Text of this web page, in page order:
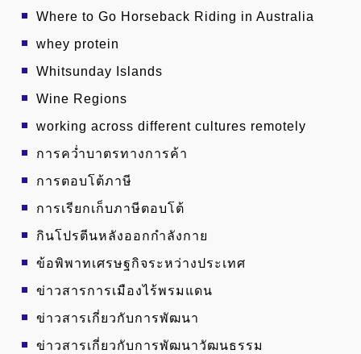
Where to Go Horseback Riding in Australia
whey protein
Whitsunday Islands
Wine Regions
working across different cultures remotely
การคว่ำบาตรทางการค้า
การตอบโต้ภาษี
การเรียกเก็บภาษีตอบโต้
กินโปรตีนหลังออกกำลังกาย
ข้อพิพาทเศรษฐกิจระหว่างประเทศ
ข่าวสารการเมืองไร้พรมแดน
ข่าวสารเกี่ยวกับการพัฒนา
ข่าวสารเกี่ยวกับการพัฒนาวัฒนธรรม